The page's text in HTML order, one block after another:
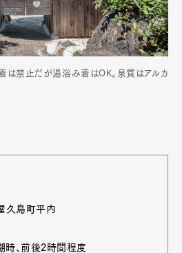
は禁止だが湯浴み着はOK。泉質はアルカ
久島町平内
時、前後2時間程度